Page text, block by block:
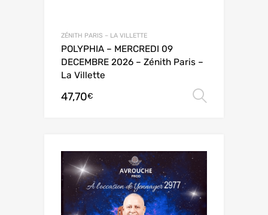
ZÉNITH PARIS – LA VILLETTE
POLYPHIA – MERCREDI 09
DECEMBRE 2026 – Zénith Paris –
La Villette
47,70€